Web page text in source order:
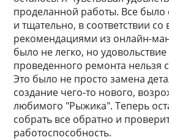
проделанной работы. Все было
и тщательно, в соответствии со
рекомендациями из онлайн-
было не легко, но
проведенного ремонта нельзя
Это было не просто замена
создание чего-то нового,
любимого "Рыжика". Теперь
собрать все обратно и
работоспособность.